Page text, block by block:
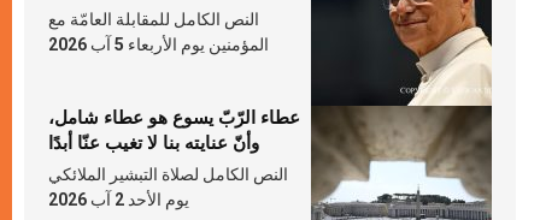
النص الكامل للمقابلة العامّة مع
المؤمنين يوم الأربعاء 5 آب 2026
عطاء الرّبّ يسوع هو عطاء شامل،
وأنّ عنايته بنا لا تغيب عنّا أبدًا
النص الكامل لصلاة التبشير الملائكي
يوم الأحد 2 آب 2026